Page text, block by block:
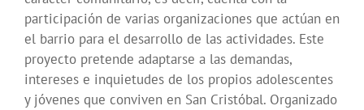
participación de varias organizaciones que actúan en
el barrio para el desarrollo de las actividades. Este
proyecto pretende adaptarse a las demandas,
intereses e inquietudes de los propios adolescentes
y jóvenes que conviven en San Cristóbal. Organizado